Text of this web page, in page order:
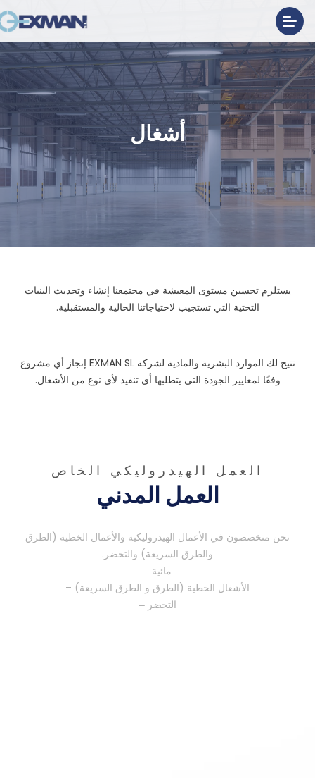
أشغال
يستلزم تحسين مستوى المعيشة في مجتمعنا إنشاء وتحديث البنيات
التحتية التي تستجيب لاحتياجاتنا الحالية والمستقبلية.
تتيح لك الموارد البشرية والمادية لشركة EXMAN SL إنجاز أي مشروع
وفقًا لمعايير الجودة التي يتطلبها أي تنفيذ لأي نوع من الأشغال.
العمل الهيدروليكي الخاص
العمل المدني
نحن متخصصون في الأعمال الهيدروليكية والأعمال الخطية الطرق
والطرق السريعة) والتحضر.
مائية –
الأشغال الخطية الطرق و الطرق السريعة) –
التحضر –